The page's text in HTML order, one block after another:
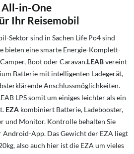
All-in-One
Ihr Reisemobil
Sektor sind in Sachen Life Po4 sind
bieten eine smarte Energie-Komplett-
Boot oder Caravan.LEABvereint
Batterie mit intelligenten Ladegerät,
Anschlussmöglichkeiten.
LPS somit um einiges leichter als ein
EZA kombiniert Batterie, Ladebooster,
und Monitor. Kontrolle behalten Sie
Android-App. Das Gewicht der EZA liegt
also auch hier ist die EZA um vieles